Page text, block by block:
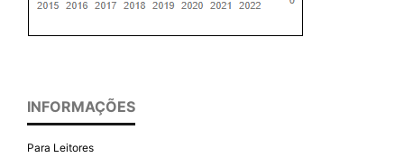
INFORMAÇÕES
Para Leitores